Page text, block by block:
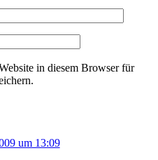
in diesem Browser für
um 13:09